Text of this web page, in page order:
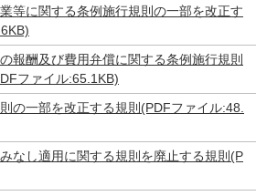
等に関する条例施行規則の一部を改正す
報酬及び費用弁償に関する条例施行規則
ファイル:65.1KB)
の一部を改正する規則(PDFファイル:48.
なし適用に関する規則を廃止する規則(P